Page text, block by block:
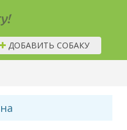
ДОБАВИТЬ СОБАКУ